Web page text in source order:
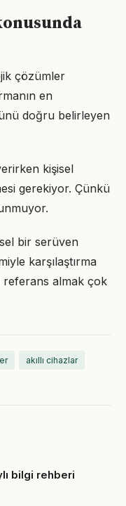
çözümler
en
doğru belirleyen
kişisel
gerekiyor. Çünkü
bir serüven
karşılaştırma
referans almak çok
akıllı cihazlar
bilgi rehberi